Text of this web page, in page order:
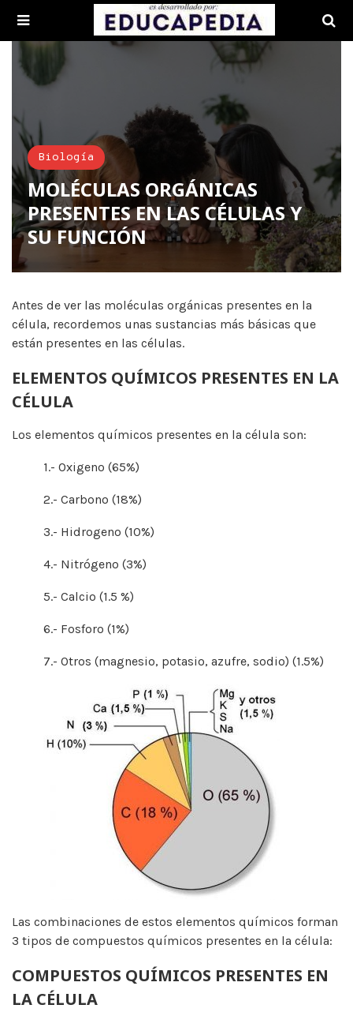
Biología
MOLÉCULAS ORGÁNICAS
PRESENTES EN LAS CÉLULAS Y
SU FUNCIÓN
Antes de ver las moléculas orgánicas presentes en la
célula, recordemos unas sustancias más básicas que
están presentes en las células.
ELEMENTOS QUÍMICOS PRESENTES EN LA
CÉLULA
Los elementos químicos presentes en la célula son:
1.- Oxigeno (65%)
2.- Carbono (18%)
3.- Hidrogeno (10%)
4.- Nitrógeno (3%)
5.- Calcio (1.5 %)
6.- Fosforo (1%)
7.- Otros (magnesio, potasio, azufre, sodio) (1.5%)
Las combinaciones de estos elementos químicos forman
3 tipos de compuestos químicos presentes en la célula:
COMPUESTOS QUÍMICOS PRESENTES EN
LA CÉLULA